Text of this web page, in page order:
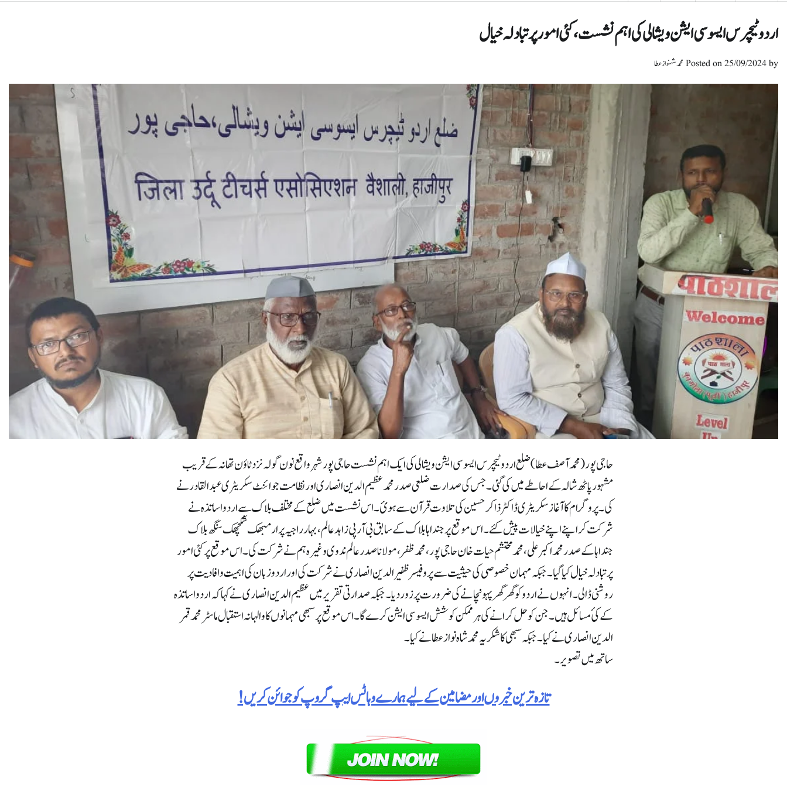
اردو ٹیچرس ایسوسی ایشن ویشالی کی اہم نشست، کئی امور پر تبادلہ خیال
Posted on25/09/2024by محمد شہنواز عطا
حاجی پور (محمد آصف عطا) ضلع اردو ٹیچرس ایسوسی ایشن ویشالی کی ایک اہم نشست حاجی پور شہر واقع نون گولہ نزد ٹاؤن تھانہ کے قریب
مشہور پاٹھ شالہ کے احاطے میں کی گئی۔جس کی صدارت ضلعی صدر محمد عظیم الدین انصاری اور نظامت جوائنٹ سکریٹری عبدالقادر نے
کی۔پروگرام کا آغاز سکریٹری ڈاکٹر ذاکر حسین کی تلاوت قرآن سے ہوئ۔اس نشست میں ضلع کے مختلف بلاک سے اردو اساتذہ نے
شرکت کر اپنے اپنے خیالات پیش کئے۔اس موقع پر جنداہا بلاک کے سابق بی آر پی زاہد عالم،بہار راجیہ پرارمبھک شکچھک سنگھ بلاک
جنداہا کے صدر محمد اکبر علی،محمد محتشم حیات خان حاجی پور،محمد ظفر،مولانا صدر عالم ندوی وغیرہ ہم نے شرکت کی۔اس موقع پر کئی امور
پر تبادلہ خیال کیا گیا۔جبکہ مہمان خصوصی کی حیثیت سے پروفیسر ظفیر الدین انصاری نے شرکت کی اور اردو زبان کی اہمیت و افادیت پر
روشنی ڈالی۔انہوں نے اردو کو گھر گھر پہونچانے کی ضرورت پر زور دیا۔جبکہ صدارتی تقریر میں عظیم الدین انصاری نے کہا کہ اردو اساتذہ
کے کئ مسائل ہیں۔جن کو حل کرانے کی ہر ممکن کوشش ایسوسی ایشن کرے گا۔اس موقع پر سبھی مہمانوں کا والہانہ استقبال ماسٹر محمد قمر
الدین انصاری نے کیا۔جبکہ سبھی کا شکریہ محمد شاہ نواز عطا نے کیا۔
ساتھ میں تصویر۔
تازہ ترین خبروں اور مضامین کے لیے ہمارے وہاٹس ایپ گروپ کو جوائن کریں!